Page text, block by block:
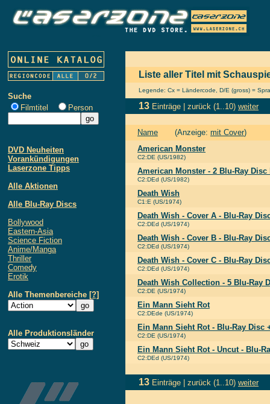
Suche
Filmtitel
Person
DVD Neuheiten
Vorankündigungen
Laserzone Tipps
Alle Aktionen
Alle Blu-Ray Discs
Bollywood
Eastern-Asia
Science Fiction
Anime/Manga
Thriller
Comedy
Erotik
Alle Themenbereiche [?]
Alle Produktionsländer
Liste aller Titel mit
Legende: Cx = Ländercode, D/E (gross) =
13 Einträge | zurück (1..10) weiter
Name (Anzeige: mit Cover)
American Monster
C2:DE (US/1982)
American Monster - 2 Blu-Ray Disc
C2:DEd (US/1982)
Death Wish
C1:E (US/1974)
Death Wish - Cover A - Blu-Ray
C2:DEd (US/1974)
Death Wish - Cover B - Blu-Ray
C2:DEd (US/1974)
Death Wish - Cover C - Blu-Ray
C2:DEd (US/1974)
Death Wish Collection - 5 Blu-Ray
C2:DE (US/1974)
Ein Mann Sieht Rot
C2:DEde (US/1974)
Ein Mann Sieht Rot - Blu-Ray Disc
C2:DE (US/1974)
Ein Mann Sieht Rot - Uncut - Blu-
C2:DEd (US/1974)
13 Einträge | zurück (1..10) weiter